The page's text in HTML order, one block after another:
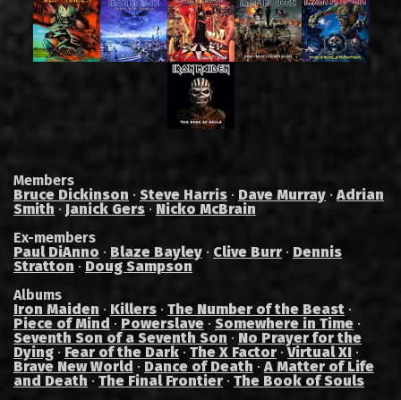
Members
Bruce Dickinson · Steve Harris · Dave Murray ·Adrian
Smith · Janick Gers · Nicko McBrain
Ex-members
Paul DiAnno · Blaze Bayley · Clive Burr · Dennis
Stratton · Doug Sampson
Albums
Iron Maiden · Killers · The Number of the Beast ·
Piece of Mind · Powerslave · Somewhere in Time ·
Seventh Son of a Seventh Son · No Prayer for the
Dying · Fear of the Dark · The X Factor ·Virtual XI ·
Brave New World · Dance of Death ·A Matter of Life
and Death · The Final Frontier · The Book of Souls